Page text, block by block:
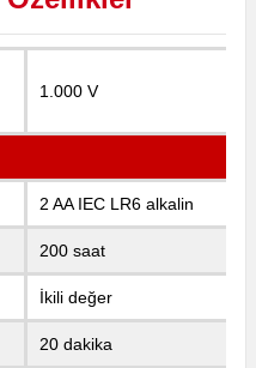
1.000 V
2 AA IEC LR6 alkalin
200 saat
İkili değer
20 dakika